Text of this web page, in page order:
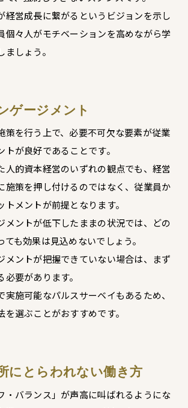
経営成長に繋がるというビジョンを示し
個々人がモチベーションを高めながら学
しょう。
ゲージメント
策を行う上で、必要不可欠な要素が従業
トが良好であることです。
人的資本経営のいずれの観点でも、経営
施策を押し付けるのではなく、従業員か
トメントが前提となります。
メントが低下したままの状況では、どの
ても効果は見込めないでしょう。
メントが把握できていない場合は、まず
要があります。
実施可能なパルスサーベイもあるため、
選ぶことがおすすめです。
にとらわれない働き方
・バランス」が声高に叫ばれるようにな